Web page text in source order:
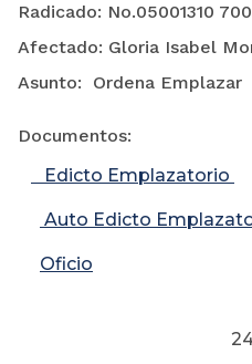
Radicado: No.05001310
Afectado: Gloria Isabel
Asunto:
Documentos:
Edicto Emplazatorio
Auto Edicto
Oficio